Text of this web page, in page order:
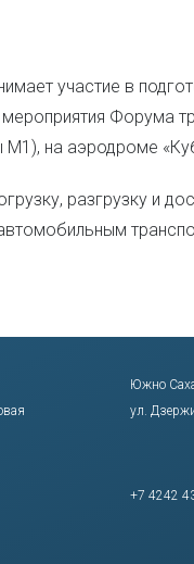
участие в
Форума
на аэродроме
разгрузку и
Южно
ул.
+7 4242